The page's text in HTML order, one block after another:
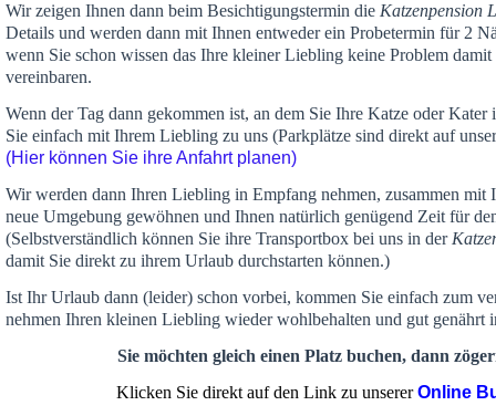
Wir zeigen Ihnen dann beim Besichtigungstermin die Katzenpension
Details und werden dann mit Ihnen entweder ein Probetermin für 2
wenn Sie schon wissen das Ihre kleiner Liebling keine Problem
vereinbaren.
Wenn der Tag dann gekommen ist, an dem Sie Ihre Katze oder
Sie einfach mit Ihrem Liebling zu uns (Parkplätze sind direkt auf
(Hier können Sie ihre Anfahrt planen)
Wir werden dann Ihren Liebling in Empfang nehmen, zusammen mit
neue Umgebung gewöhnen und Ihnen natürlich genügend Zeit für
(Selbstverständlich können Sie ihre Transportbox bei uns in der
damit Sie direkt zu ihrem Urlaub durchstarten können.)
Ist Ihr Urlaub dann (leider) schon vorbei, kommen Sie einfach zum
nehmen Ihren kleinen Liebling wieder wohlbehalten und gut genährt
Sie möchten gleich einen Platz buchen, dann
Klicken Sie direkt auf den Link zu unsererOnline